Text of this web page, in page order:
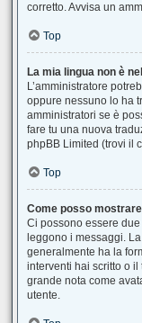
corretto. Avvisa un
Top
La mia lingua non è
L’amministratore
oppure nessuno lo ha
amministratori se è
fare tu una nuova
phpBB Limited (trovi il
Top
Come posso
Ci possono essere
leggono i messaggi.
generalmente ha la
interventi hai scritto o il
grande nota come
utente.